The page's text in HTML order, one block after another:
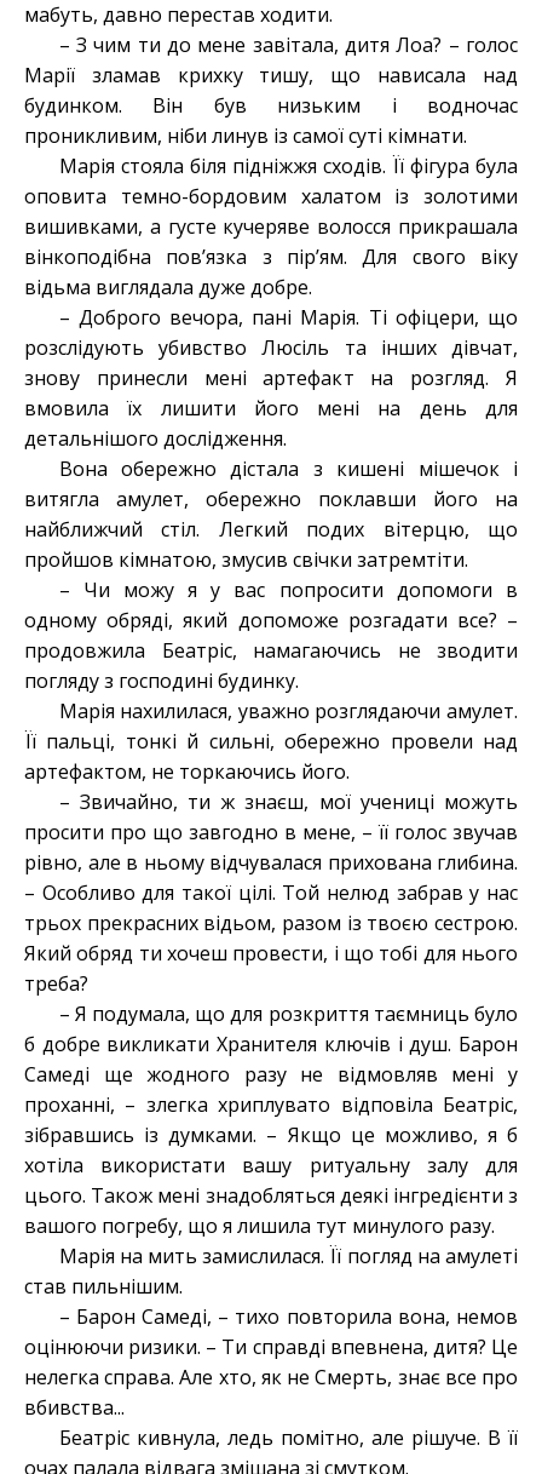
мабуть, давно перестав ходити.
– З чим ти до мене завітала, дитя Лоа? – голос
Марії зламав крихку тишу, що нависала над
будинком. Він був низьким і водночас
проникливим, ніби линув із самої суті кімнати.
Марія стояла біля підніжжя сходів. Її фігура була
оповита темно-бордовим халатом із золотими
вишивками, а густе кучеряве волосся прикрашала
вінкоподібна пов’язка з пір’ям. Для свого віку
відьма виглядала дуже добре.
– Доброго вечора, пані Марія. Ті офіцери, що
розслідують убивство Люсіль та інших дівчат,
знову принесли мені артефакт на розгляд. Я
вмовила їх лишити його мені на день для
детальнішого дослідження.
Вона обережно дістала з кишені мішечок і
витягла амулет, обережно поклавши його на
найближчий стіл. Легкий подих вітерцю, що
пройшов кімнатою, змусив свічки затремтіти.
– Чи можу я у вас попросити допомоги в
одному обряді, який допоможе розгадати все? –
продовжила Беатріс, намагаючись не зводити
погляду з господині будинку.
Марія нахилилася, уважно розглядаючи амулет.
Її пальці, тонкі й сильні, обережно провели над
артефактом, не торкаючись його.
– Звичайно, ти ж знаєш, мої учениці можуть
просити про що завгодно в мене, – її голос звучав
рівно, але в ньому відчувалася прихована глибина.
– Особливо для такої цілі. Той нелюд забрав у нас
трьох прекрасних відьом, разом із твоєю сестрою.
Який обряд ти хочеш провести, і що тобі для нього
треба?
– Я подумала, що для розкриття таємниць було
б добре викликати Хранителя ключів і душ. Барон
Самеді ще жодного разу не відмовляв мені у
проханні, – злегка хриплувато відповіла Беатріс,
зібравшись із думками. – Якщо це можливо, я б
хотіла використати вашу ритуальну залу для
цього. Також мені знадобляться деякі інгредієнти з
вашого погребу, що я лишила тут минулого разу.
Марія на мить замислилася. Її погляд на амулеті
став пильнішим.
– Барон Самеді, – тихо повторила вона, немов
оцінюючи ризики. – Ти справді впевнена, дитя? Це
нелегка справа. Але хто, як не Смерть, знає все про
вбивства...
Беатріс кивнула, ледь помітно, але рішуче. В її
очах палала відвага змішана зі смутком.